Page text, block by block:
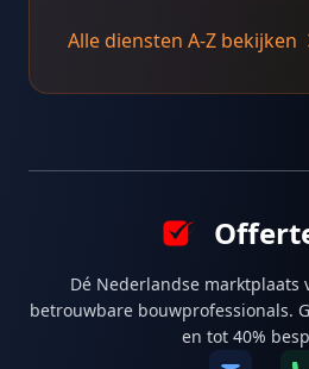
Alle diensten A-Z bekijken
Dé Nederlandse marktplaats
betrouwbare bouwprofessionals.
en tot 40%